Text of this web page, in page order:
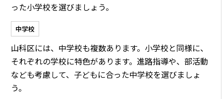
った小学校を選びましょう。
中学校
山科区には、中学校も複数あります。小学校と同様に、
それぞれの学校に特色があります。進路指導や、部活動
なども考慮して、子どもに合った中学校を選びましょ
う。